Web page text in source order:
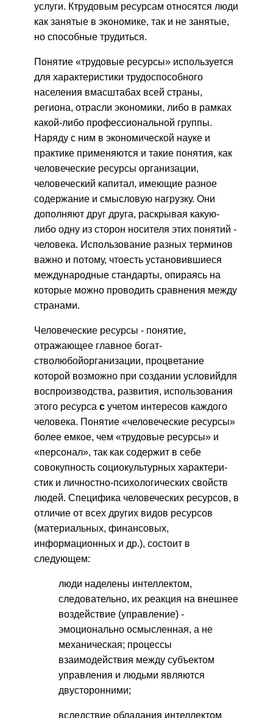
услуги. Ктрудовым ресурсам относятся люди
как занятые в эко­номике, так и не занятые,
но способные трудиться.
Понятие «трудовые ресурсы» используется
для характеристики трудоспособного
населения вмасштабах всей страны,
региона, отрасли экономики, либо в рамках
какой-либо профессиональной группы.
Наряду с ним в экономической науке и
практике приме­няются и такие понятия, как
человеческие ресурсы организации,
человеческий капитал, имеющие разное
содержание и смысловую нагрузку. Они
дополняют друг друга, раскрывая какую-
либо одну из сторон носителя этих по­нятий -
человека. Использование разных терминов
важно и по­тому, чтоесть установившиеся
международные стандарты, опи­раясь на
которые можно проводить сравнения между
странами.
Человеческие ресурсы - понятие,
отражающее главное богат­
стволюбойорганизации, процветание
которой возможно при создании условийдля
воспроизводства, развития, использования
этого ре­сурса с учетом интересов каждого
человека. Понятие «человеческие ресурсы»
более емкое, чем «трудовые ресурсы» и
«персонал», так как содержит в себе
совокупность социокультурных характери­
стик и личностно-психологических свойств
людей. Специфика человеческих ресурсов, в
отличие от всех других видов ресурсов
(материальных, финансовых,
информационных и др.), состо­ит в
следующем:
люди наделены интеллектом,
следовательно, их реакция на внешнее
воздействие (управление) -
эмоционально осмыс­ленная, а не
механическая; процессы
взаимодействия между субъектом
управления и людьми являются
двусторонними;
вследствие обладания интеллектом